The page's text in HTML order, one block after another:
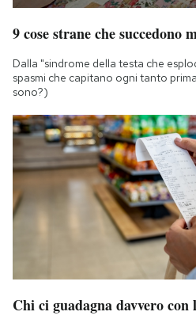
9 cose strane che succedono
Dalla "sindrome della testa che
spasmi che capitano ogni tanto
sono?)
Chi ci guadagna davvero con